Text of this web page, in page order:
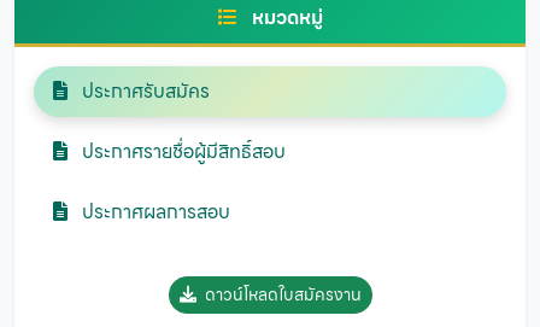
หมวดหมู่
ประกาศรับสมัคร
ประกาศรายชื่อผู้มีสิทธิ์สอบ
ประกาศผลการสอบ
ดาวน์โหลดใบสมัครงาน